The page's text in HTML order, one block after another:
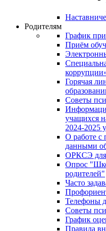
Родителям
График
Приём
Горячая
Советы
учащихся
2024-2025
О работе с
данными
ОРКСЭ для
Опрос
родителей"
Часто
Телефоны
Советы
График
Правила